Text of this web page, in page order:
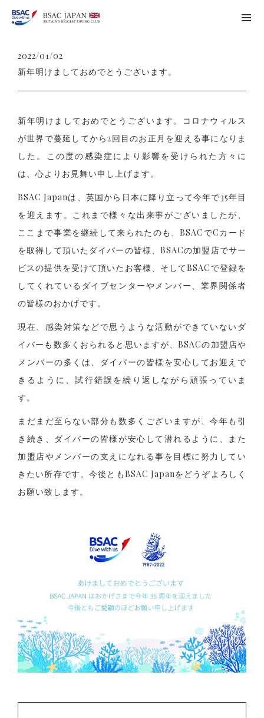
2022/01/02
新年明けましておめでとうございます。
新年明けましておめでとうございます。コロナウィルス
が世界で蔓延してから2回目のお正月を迎える事になりま
した。この度の感染症により影響を受けられた方々に
は、心よりお見舞い申し上げます。
BSAC Japanは、英国から日本に降り立って今年で35年目
を迎えます。これまで様々な出来事がございましたが、
ここまで事業を継続して来られたのも、BSACでCカード
を取得して頂いたダイバーの皆様、BSACの加盟店でサー
ビスの提供を受けて頂いたお客様、そしてBSACで登録を
してくれているダイブセンターやメンバー、業界関係者
の皆様のおかげです。
現在、感染対策などで思うような活動ができていないダ
イバーも数多くおられると思いますが、BSACの加盟店や
メンバーの多くは、ダイバーの皆様を安心してお迎えで
きるように、試行錯誤を繰り返しながら頑張っていま
す。
まだまだ至らない部分も数多くございますが、今年も引
き続き、ダイバーの皆様が安心して潜れるように、また
加盟店やメンバーの支えになれる事を目標に努力してい
きたい所存です。今後ともBSAC Japanをどうぞよろしく
お願い致します。